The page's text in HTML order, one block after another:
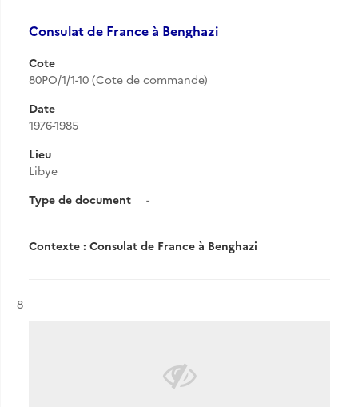
Consulat de France à Benghazi
Cote
80PO/1/1-10 (Cote de commande)
Date
1976-1985
Lieu
Libye
Type de document
-
Contexte : Consulat de France à Benghazi
Résultat n°
8